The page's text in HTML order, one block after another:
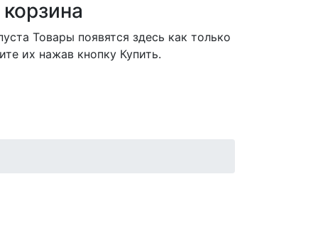
Товары появятся здесь как только
их нажав кнопку Купить.